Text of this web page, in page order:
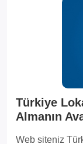
Türkiye
Almanın
Web siteniz